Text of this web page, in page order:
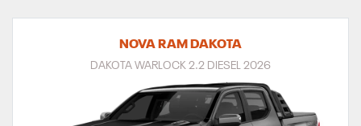
NOVA RAM DAKOTA
DAKOTA WARLOCK 2.2 DIESEL 2026